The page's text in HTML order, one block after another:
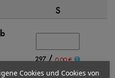
S
297/0.00 €
Cookies und Cookies von